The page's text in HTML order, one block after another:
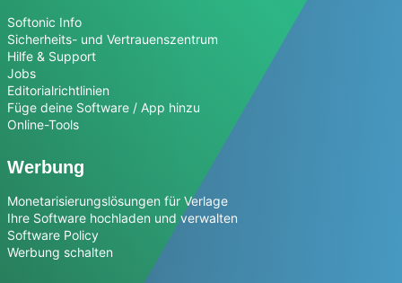
Softonic Info
Sicherheits- und Vertrauenszentrum
Hilfe & Support
Jobs
Editorialrichtlinien
Füge deine Software / App hinzu
Online-Tools
Werbung
Monetarisierungslösungen für Verlage
Ihre Software hochladen und verwalten
Software Policy
Werbung schalten